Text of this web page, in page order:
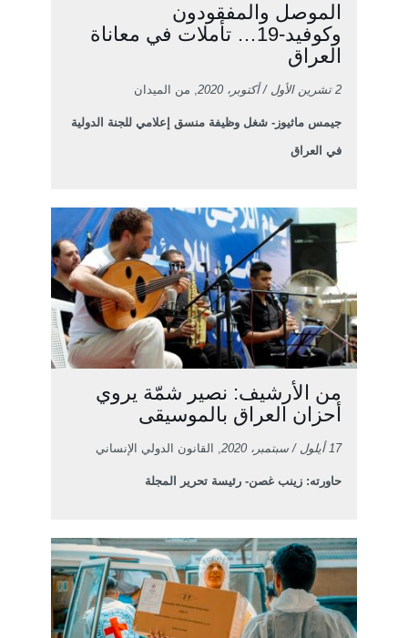
الموصل والمفقودون
وكوفيد-19… تأملات في معاناة
العراق
2 تشرين الأول / أكتوبر، 2020 , من الميدان
جيمس ماثيوز- شغل وظيفة منسق إعلامي للجنة الدولية
في العراق
من الأرشيف: نصير شمّة يروي
أحزان العراق بالموسيقى
17 أيلول / سبتمبر، 2020 , القانون الدولي الإنساني
حاورته: زينب غصن- رئيسة تحرير المجلة